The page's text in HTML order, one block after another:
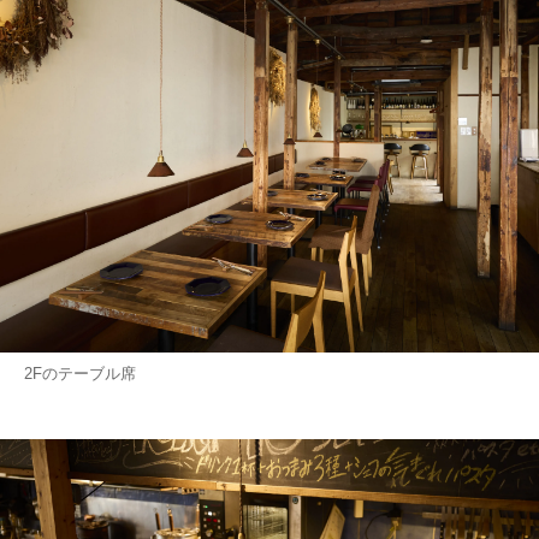
2Fのテーブル席